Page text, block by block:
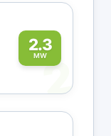
2.3
MW2